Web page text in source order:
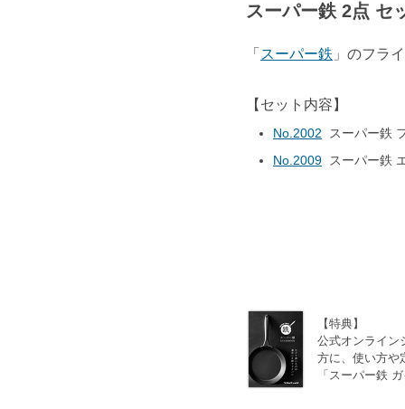
スーパー鉄 2点 セ
「 スーパー鉄 」のフラ
【セット内容】
No.2002
スーパー鉄
No.2009 スーパー鉄
【特典】
公式オンライン
方に、使い方や
「スーパー鉄